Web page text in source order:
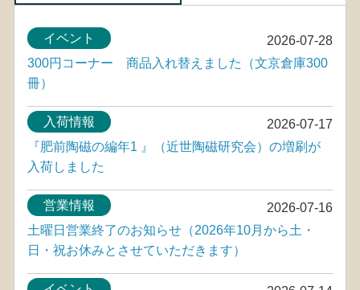
2026-07-28
イベント
300円コーナー 商品入れ替えました（文京倉庫300
冊）
2026-07-17
入荷情報
『肥前陶磁の編年1 』（近世陶磁研究会）の増刷が
入荷しました
2026-07-16
営業情報
土曜日営業終了のお知らせ（2026年10月から土・
日・祝お休みとさせていただきます）